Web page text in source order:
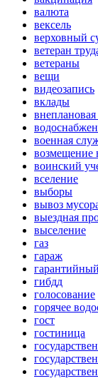
валюта
вексель
верховный
ветеран
ветераны
вещи
видеозапись
вклады
военная
возмещение
воинский
вселение
выборы
вывоз
выездная
выселение
газ
гараж
гибдд
голосование
горячее
гост
гостиница